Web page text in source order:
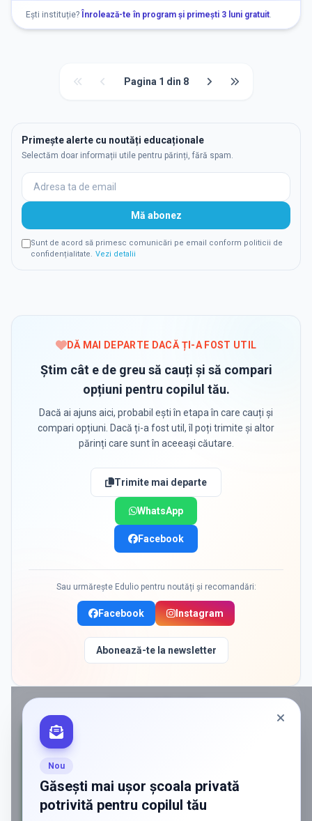
Ești instituție? Înrolează-te în program și primești 3 luni gratuit.
Pagina 1 din 8
Primește alerte cu noutăți educaționale
Selectăm doar informații utile pentru părinți, fără spam.
Mă abonez
Sunt de acord să primesc comunicări pe email conform politicii de
confidențialitate. Vezi detalii
DĂ MAI DEPARTE DACĂ ȚI-A FOST UTIL
Știm cât e de greu să cauți și să compari
opțiuni pentru copilul tău.
Dacă ai ajuns aici, probabil ești în etapa în care cauți și
compari opțiuni. Dacă ți-a fost util, îl poți trimite și altor
părinți care sunt în aceeași căutare.
Trimite mai departe
WhatsApp
Facebook
Sau urmărește Edulio pentru noutăți și recomandări:
Facebook Instagram
Abonează-te la newsletter
Nou
Găsești mai ușor școala privată
potrivită pentru copilul tău